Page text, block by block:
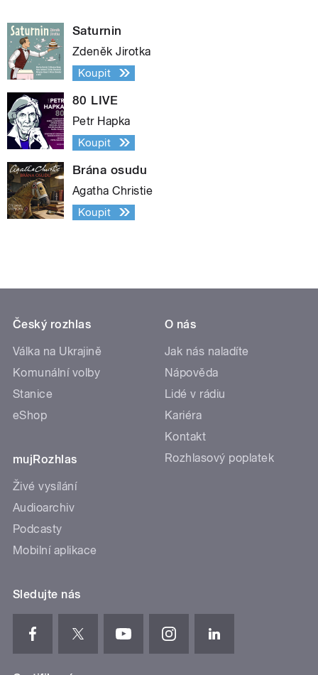
Saturnin
Zdeněk Jirotka
Koupit
80 LIVE
Petr Hapka
Koupit
Brána osudu
Agatha Christie
Koupit
Český rozhlas
Válka na Ukrajině
Komunální volby
Stanice
eShop
mujRozhlas
Živé vysílání
Audioarchiv
Podcasty
Mobilní aplikace
O nás
Jak nás naladíte
Nápověda
Lidé v rádiu
Kariéra
Kontakt
Rozhlasový poplatek
Sledujte nás